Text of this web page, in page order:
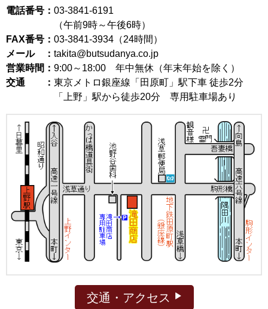
電話番号： 03-3841-6191
（午前9時～午後6時）
FAX番号： 03-3841-3934（24時間）
メール ： takita@butsudanya.co.jp
営業時間： 9:00～18:00 年中無休（年末年始を除く）
交通 ： 東京メトロ銀座線「田原町」駅下車 徒歩2分
「上野」駅から徒歩20分 専用駐車場あり
交通・アクセス